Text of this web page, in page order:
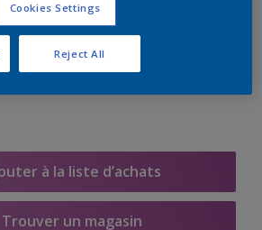
à la liste d’achats
Trouver un magasin
Cookies Settings
Reject All